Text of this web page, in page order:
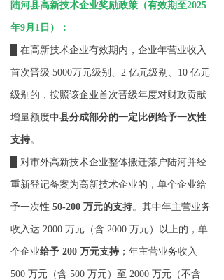
陆河县高新技术企业奖励政策（有效期至2025
年9月1日）：
█ 在高新技术企业有效期内，企业年营业收入
首次晋级 5000万元级别、2 亿元级别、10 亿元
级别的，按照该企业首次晋级年度对财政贡献
增量额度中县分成部分的一定比例给予一次性
支持。
█ 对市外高新技术企业整体搬迁落户陆河并经
重新登记备案为高新技术企业的，单个企业给
予一次性 50-200 万元的支持。其中年主营业务
收入达 2000 万元（含 2000 万元）以上的，单
个企业给予 200 万元支持 ；年主营业务收入
500 万元（含 500 万元）至 2000 万元（不含